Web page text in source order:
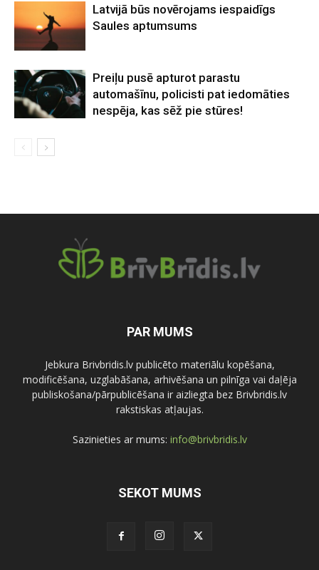
Latvijā būs novērojams iespaidīgs
Saules aptumsums
Preiļu pusē apturot parastu
automašīnu, policisti pat iedomāties
nespēja, kas sēž pie stūres!
PAR MUMS
Jebkura Brivbridis.lv publicēto materiālu kopēšana,
modificēšana, uzglabāšana, arhivēšana un pilnīga vai daļēja
publiskošana/pārpublicēšana ir aizliegta bez Brivbridis.lv
rakstiskas atļaujas.
Sazinieties ar mums: info@brivbridis.lv
SEKOT MUMS